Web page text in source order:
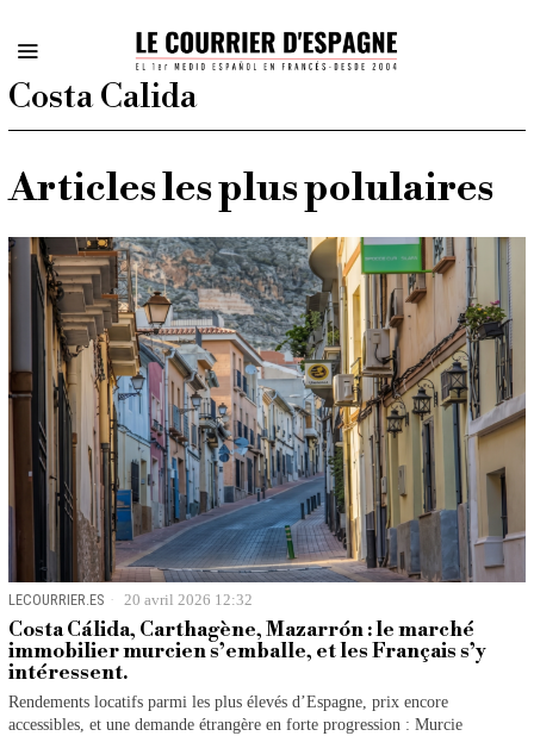
Costa Calida
Articles les plus polulaires
LECOURRIER.ES 20 avril 2026 12:32
Costa Cálida, Carthagène, Mazarrón : le marché
immobilier murcien s’emballe, et les Français s’y
intéressent.
Rendements locatifs parmi les plus élevés d’Espagne, prix encore
accessibles, et une demande étrangère en forte progression : Murcie